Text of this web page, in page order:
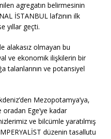
agregatın belirmesinin
İSTANBUL lafzının ilk
yıllar geçti.
alakasız olmayan bu
ve ekonomik ilişkilerin bir
talanlarının ve potansiyel
Mezopotamya’ya,
oradan Ege’ye kadar
ve bilcümle yaratılmış
düzenin tasallutu